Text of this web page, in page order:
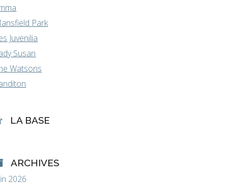
Park
Juvenilia
Susan
Watsons
LA BASE
ARCHIVES
2026